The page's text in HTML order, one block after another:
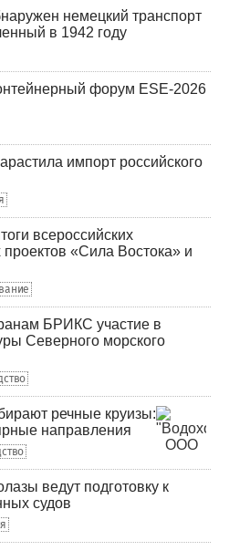
немецкий транспорт
в 1942 году
форум ESE-2026
импорт российского
всероссийских
проектов «Сила Востока» и
БРИКС участие в
Северного морского
речные круизы:
направления
ведут подготовку к
судов